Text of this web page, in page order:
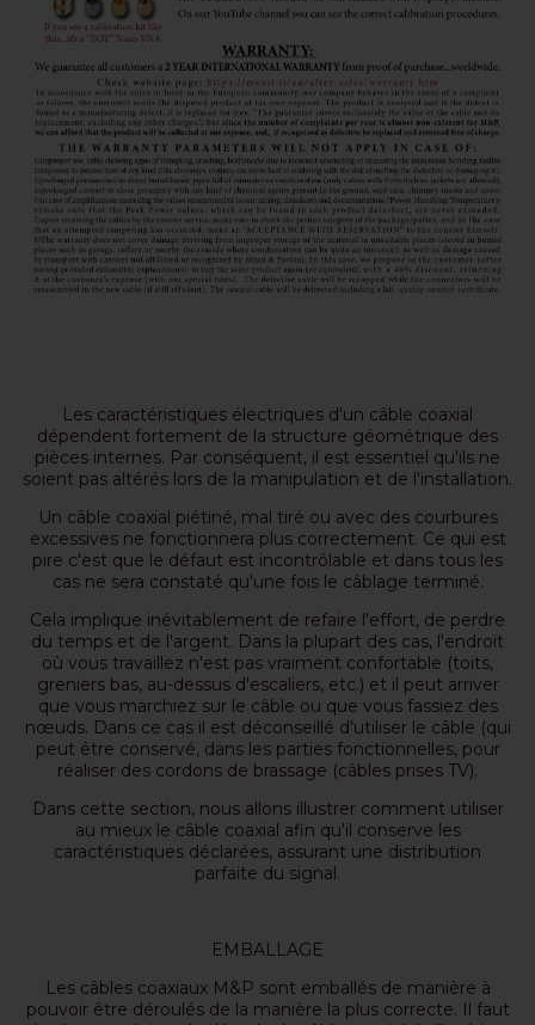
Les caractéristiques électriques d'un câble coaxial
dépendent fortement de la structure géométrique des
pièces internes. Par conséquent, il est essentiel qu'ils ne
soient pas altérés lors de la manipulation et de l'installation.
Un câble coaxial piétiné, mal tiré ou avec des courbures
excessives ne fonctionnera plus correctement. Ce qui est
pire c'est que le défaut est incontrôlable et dans tous les
cas ne sera constaté qu'une fois le câblage terminé.
Cela implique inévitablement de refaire l'effort, de perdre
du temps et de l'argent. Dans la plupart des cas, l'endroit
où vous travaillez n'est pas vraiment confortable (toits,
greniers bas, au-dessus d'escaliers, etc.) et il peut arriver
que vous marchiez sur le câble ou que vous fassiez des
nœuds. Dans ce cas il est déconseillé d'utiliser le câble (qui
peut être conservé, dans les parties fonctionnelles, pour
réaliser des cordons de brassage (câbles prises TV).
Dans cette section, nous allons illustrer comment utiliser
au mieux le câble coaxial afin qu'il conserve les
caractéristiques déclarées, assurant une distribution
parfaite du signal.
EMBALLAGE
Les câbles coaxiaux M&P sont emballés de manière à
pouvoir être déroulés de la manière la plus correcte. Il faut